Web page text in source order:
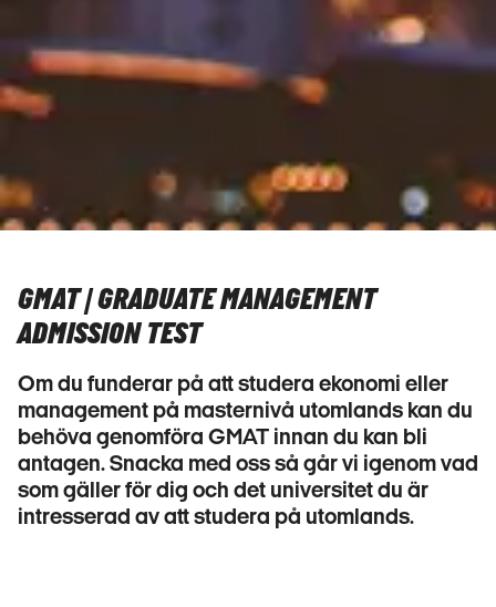
GMAT | GRADUATE MANAGEMENT
ADMISSION TEST
Om du funderar på att studera ekonomi eller
management på masternivå utomlands kan du
behöva genomföra GMAT innan du kan bli
antagen. Snacka med oss så går vi igenom vad
som gäller för dig och det universitet du är
intresserad av att studera på utomlands.